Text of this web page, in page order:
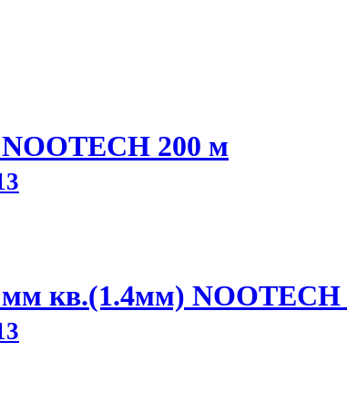
200 м
кв.(1.4мм) NOOTECH